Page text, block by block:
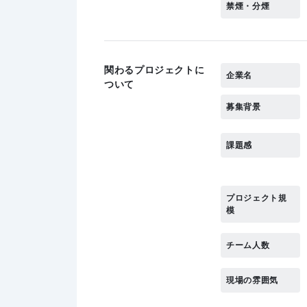
禁煙・分煙
関わるプロジェクトに
ついて
企業名
募集背景
課題感
プロジェクト規
模
チーム人数
現場の雰囲気